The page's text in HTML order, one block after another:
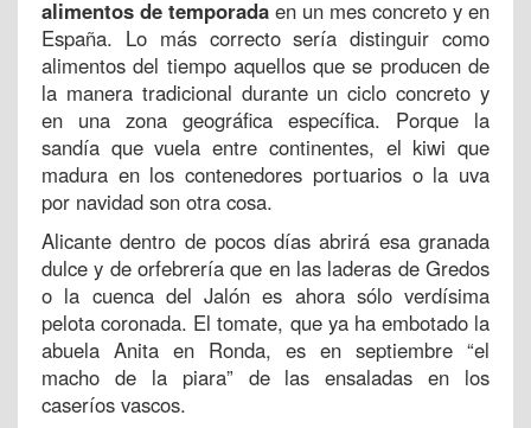
alimentos de temporada en un mes concreto y en
España. Lo más correcto sería distinguir como
alimentos del tiempo aquellos que se producen de
la manera tradicional durante un ciclo concreto y
en una zona geográfica específica. Porque la
sandía que vuela entre continentes, el kiwi que
madura en los contenedores portuarios o la uva
por navidad son otra cosa.
Alicante dentro de pocos días abrirá esa granada
dulce y de orfebrería que en las laderas de Gredos
o la cuenca del Jalón es ahora sólo verdísima
pelota coronada. El tomate, que ya ha embotado la
abuela Anita en Ronda, es en septiembre “el
macho de la piara” de las ensaladas en los
caseríos vascos.